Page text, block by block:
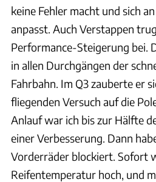
keine Fehler macht und sich
anpasst. Auch Verstappen
Performance-Steigerung bei.
in allen Durchgängen der
Fahrbahn. Im Q3 zauberte er
fliegenden Versuch auf die
Anlauf war ich bis zur Hälfte
einer Verbesserung. Dann
Vorderräder blockiert. Sofort
Reifentemperatur hoch, und